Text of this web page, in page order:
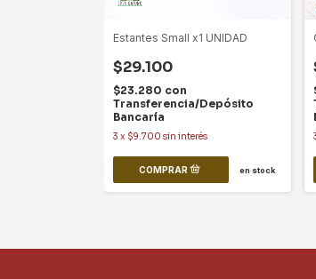
Estantes Small x1 UNIDAD
$29.100
$23.280 con
Transferencia/Depósito
Bancaría
3 x $9.700 sin interés
en stock